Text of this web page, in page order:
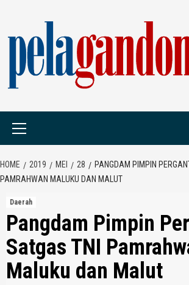
content
HOME 2019 MEI 28
PANGDAM PIMPIN
PAMRAHWAN MALUKU DAN MALUT
Daerah
Pangdam Pimpin
Satgas TNI
Maluku dan Malut